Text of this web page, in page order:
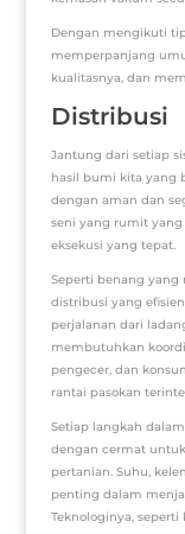
Dengan mengikuti
memperpanjang
kualitasnya, dan
Distribusi
Jantung dari setiap
hasil bumi kita yang
dengan aman dan
seni yang rumit
eksekusi yang tepat.
Seperti benang yang
distribusi yang
perjalanan dari
membutuhkan
pengecer, dan
rantai pasokan
Setiap langkah
dengan cermat
pertanian. Suhu,
penting dalam
Teknologinya,